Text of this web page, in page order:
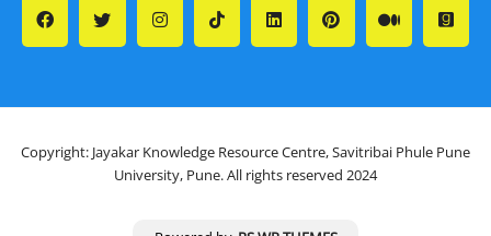
Copyright: Jayakar Knowledge Resource Centre, Savitribai Phule Pune
University, Pune. All rights reserved 2024